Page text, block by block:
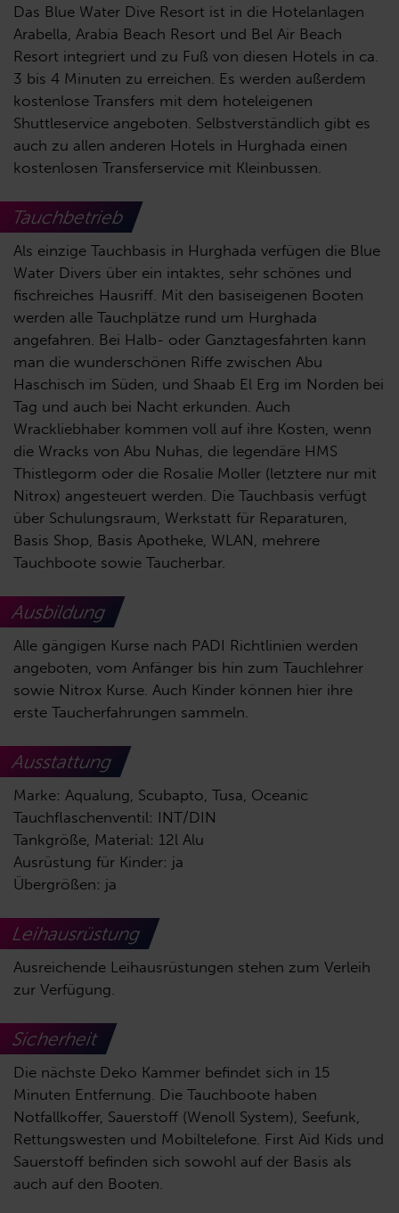
Das Blue Water Dive Resort ist in die Hotelanlagen
Arabella, Arabia Beach Resort und Bel Air Beach
Resort integriert und zu Fuß von diesen Hotels in ca.
3 bis 4 Minuten zu erreichen. Es werden außerdem
kostenlose Transfers mit dem hoteleigenen
Shuttleservice angeboten. Selbstverständlich gibt es
auch zu allen anderen Hotels in Hurghada einen
kostenlosen Transferservice mit Kleinbussen.
Tauchbetrieb
Als einzige Tauchbasis in Hurghada verfügen die Blue
Water Divers über ein intaktes, sehr schönes und
fischreiches Hausriff. Mit den basiseigenen Booten
werden alle Tauchplätze rund um Hurghada
angefahren. Bei Halb- oder Ganztagesfahrten kann
man die wunderschönen Riffe zwischen Abu
Haschisch im Süden, und Shaab El Erg im Norden bei
Tag und auch bei Nacht erkunden. Auch
Wrackliebhaber kommen voll auf ihre Kosten, wenn
die Wracks von Abu Nuhas, die legendäre HMS
Thistlegorm oder die Rosalie Moller (letztere nur mit
Nitrox) angesteuert werden. Die Tauchbasis verfügt
über Schulungsraum, Werkstatt für Reparaturen,
Basis Shop, Basis Apotheke, WLAN, mehrere
Tauchboote sowie Taucherbar.
Ausbildung
Alle gängigen Kurse nach PADI Richtlinien werden
angeboten, vom Anfänger bis hin zum Tauchlehrer
sowie Nitrox Kurse. Auch Kinder können hier ihre
erste Taucherfahrungen sammeln.
Ausstattung
Marke: Aqualung, Scubapto, Tusa, Oceanic
Tauchflaschenventil: INT/DIN
Tankgröße, Material: 12l Alu
Ausrüstung für Kinder: ja
Übergrößen: ja
Leihausrüstung
Ausreichende Leihausrüstungen stehen zum Verleih
zur Verfügung.
Sicherheit
Die nächste Deko Kammer befindet sich in 15
Minuten Entfernung. Die Tauchboote haben
Notfallkoffer, Sauerstoff (Wenoll System), Seefunk,
Rettungswesten und Mobiltelefone. First Aid Kids und
Sauerstoff befinden sich sowohl auf der Basis als
auch auf den Booten.